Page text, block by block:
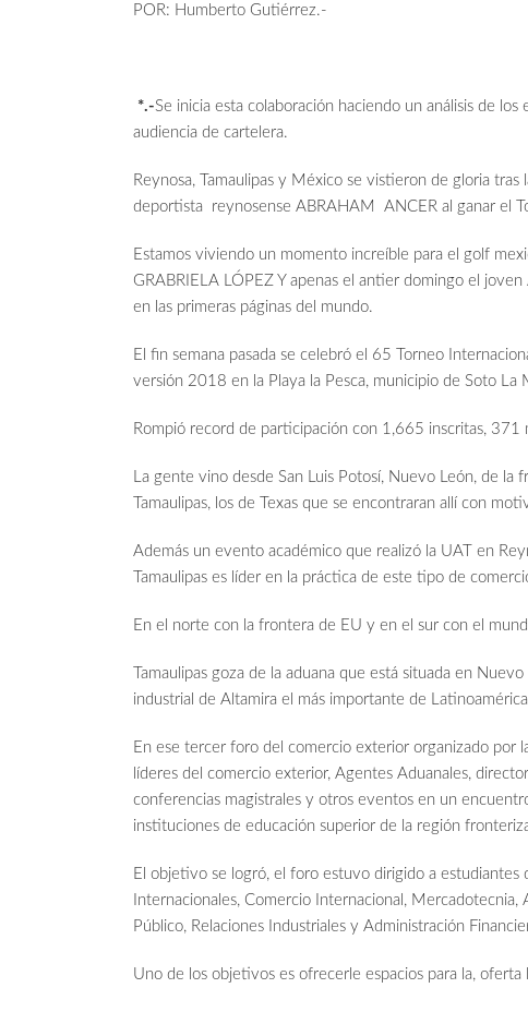
POR: Humberto Gutiérrez.-
*.-Se inicia esta colaboración haciendo un análisis de
audiencia de cartelera.
Reynosa, Tamaulipas y México se vistieron de gloria
deportista reynosense ABRAHAM ANCER al ganar el
Estamos viviendo un momento increíble para el golf
GRABRIELA LÓPEZ Y apenas el antier domingo el
en las primeras páginas del mundo.
El fin semana pasada se celebró el 65 Torneo
versión 2018 en la Playa la Pesca, municipio de Soto La
Rompió record de participación con 1,665 inscritas, 371
La gente vino desde San Luis Potosí, Nuevo León, de la
Tamaulipas, los de Texas que se encontraran allí con
Además un evento académico que realizó la UAT en
Tamaulipas es líder en la práctica de este tipo de
En el norte con la frontera de EU y en el sur con el
Tamaulipas goza de la aduana que está situada en
industrial de Altamira el más importante de
En ese tercer foro del comercio exterior organizado por
líderes del comercio exterior, Agentes Aduanales,
conferencias magistrales y otros eventos en un
instituciones de educación superior de la región
El objetivo se logró, el foro estuvo dirigido a
Internacionales, Comercio Internacional,
Público, Relaciones Industriales y Administración
Uno de los objetivos es ofrecerle espacios para la, oferta